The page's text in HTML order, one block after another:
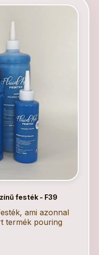
festék - F39
ami azonnal
termék pouring